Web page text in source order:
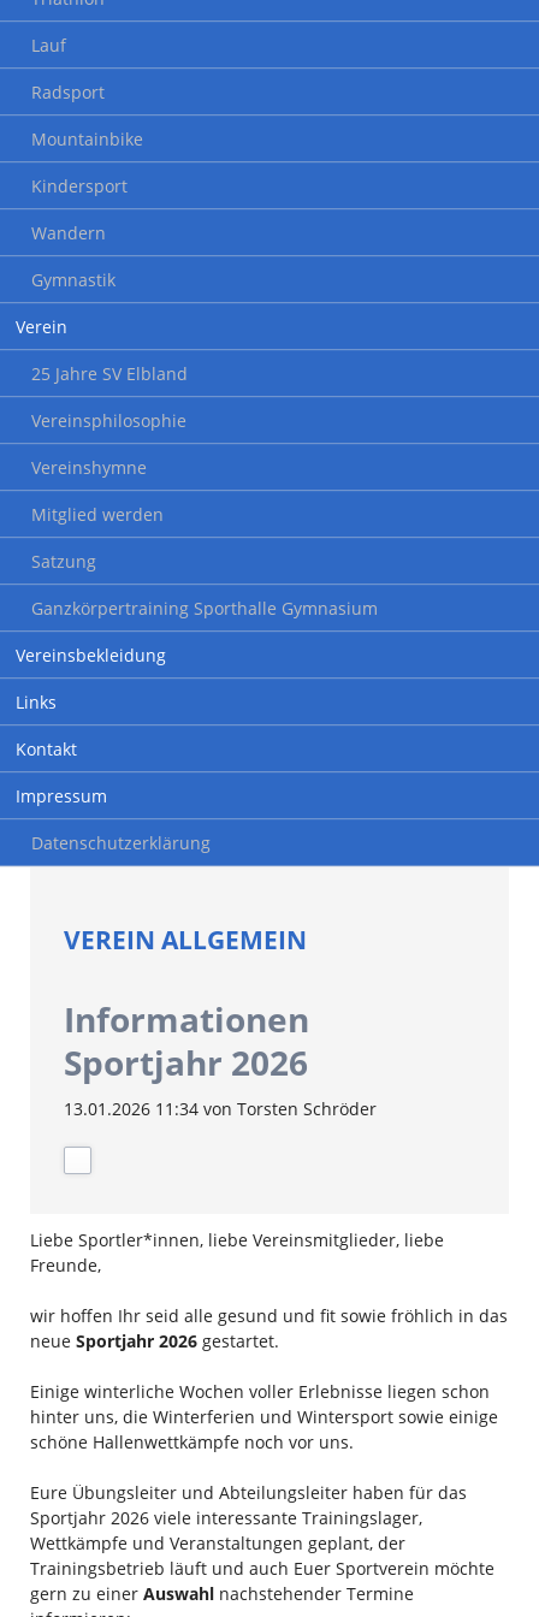
Lauf
Radsport
Mountainbike
Kindersport
Wandern
Gymnastik
Verein
25 Jahre SV Elbland
Vereinsphilosophie
Vereinshymne
Mitglied werden
Satzung
Ganzkörpertraining Sporthalle Gymnasium
Vereinsbekleidung
Links
Kontakt
Impressum
Datenschutzerklärung
VEREIN ALLGEMEIN
Informationen
Sportjahr 2026
13.01.2026 11:34von Torsten Schröder
Liebe Sportler*innen, liebe Vereinsmitglieder, liebe
Freunde,
wir hoffen Ihr seid alle gesund und fit sowie fröhlich in das
neue Sportjahr 2026 gestartet.
Einige winterliche Wochen voller Erlebnisse liegen schon
hinter uns, die Winterferien und Wintersport sowie einige
schöne Hallenwettkämpfe noch vor uns.
Eure Übungsleiter und Abteilungsleiter haben für das
Sportjahr 2026 viele interessante Trainingslager,
Wettkämpfe und Veranstaltungen geplant, der
Trainingsbetrieb läuft und auch Euer Sportverein möchte
gern zu einer Auswahlnachstehender Termine